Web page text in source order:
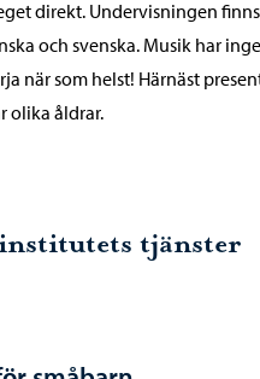
direkt. Undervisningen
och svenska. Musik har
när som helst! Härnäst
olika åldrar.
tjänster